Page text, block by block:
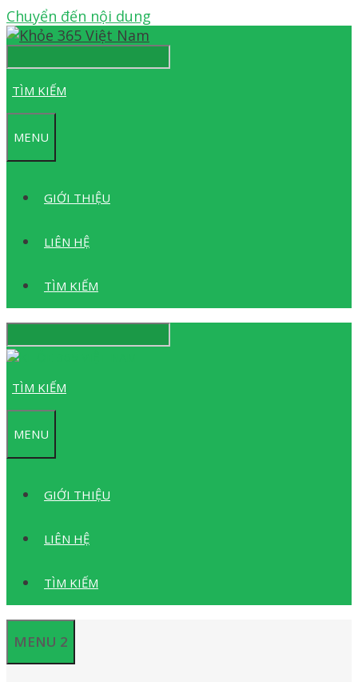
Chuyển đến nội dung
TÌM KIẾM
MENU
GIỚI THIỆU
LIÊN HỆ
TÌM KIẾM
TÌM KIẾM
MENU
GIỚI THIỆU
LIÊN HỆ
TÌM KIẾM
MENU 2